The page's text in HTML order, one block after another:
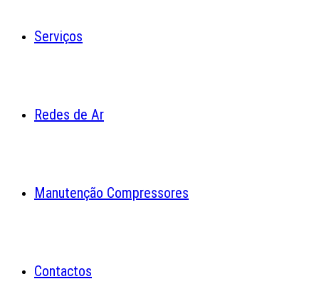
Serviços
Redes de Ar
Manutenção Compressores
Contactos